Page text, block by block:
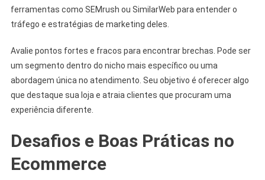
ferramentas como SEMrush ou SimilarWeb para entender o
tráfego e estratégias de marketing deles.
Avalie pontos fortes e fracos para encontrar brechas. Pode ser
um segmento dentro do nicho mais específico ou uma
abordagem única no atendimento. Seu objetivo é oferecer algo
que destaque sua loja e atraia clientes que procuram uma
experiência diferente.
Desafios e Boas Práticas no
Ecommerce